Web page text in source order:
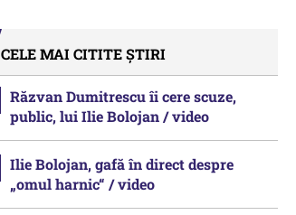
CELE MAI CITITE ȘTIRI
Răzvan Dumitrescu îi cere scuze,
public, lui Ilie Bolojan / video
Ilie Bolojan, gafă în direct despre
„omul harnic“ / video